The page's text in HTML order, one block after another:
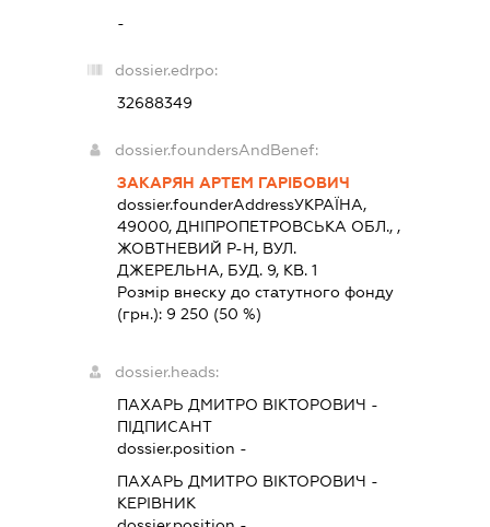
-
dossier.edrpo:
32688349
dossier.foundersAndBenef:
ЗАКАРЯН АРТЕМ ГАРІБОВИЧ
dossier.founderAddressУКРАЇНА,
49000, ДНIПРОПЕТРОВСЬКА ОБЛ., ,
ЖОВТНЕВИЙ Р-Н, ВУЛ.
ДЖЕРЕЛЬНА, БУД. 9, КВ. 1
Розмір внеску до статутного фонду
(грн.): 9 250 (50 %)
dossier.heads:
ПАХАРЬ ДМИТРО ВІКТОРОВИЧ -
ПІДПИСАНТ
dossier.position -
ПАХАРЬ ДМИТРО ВІКТОРОВИЧ -
КЕРІВНИК